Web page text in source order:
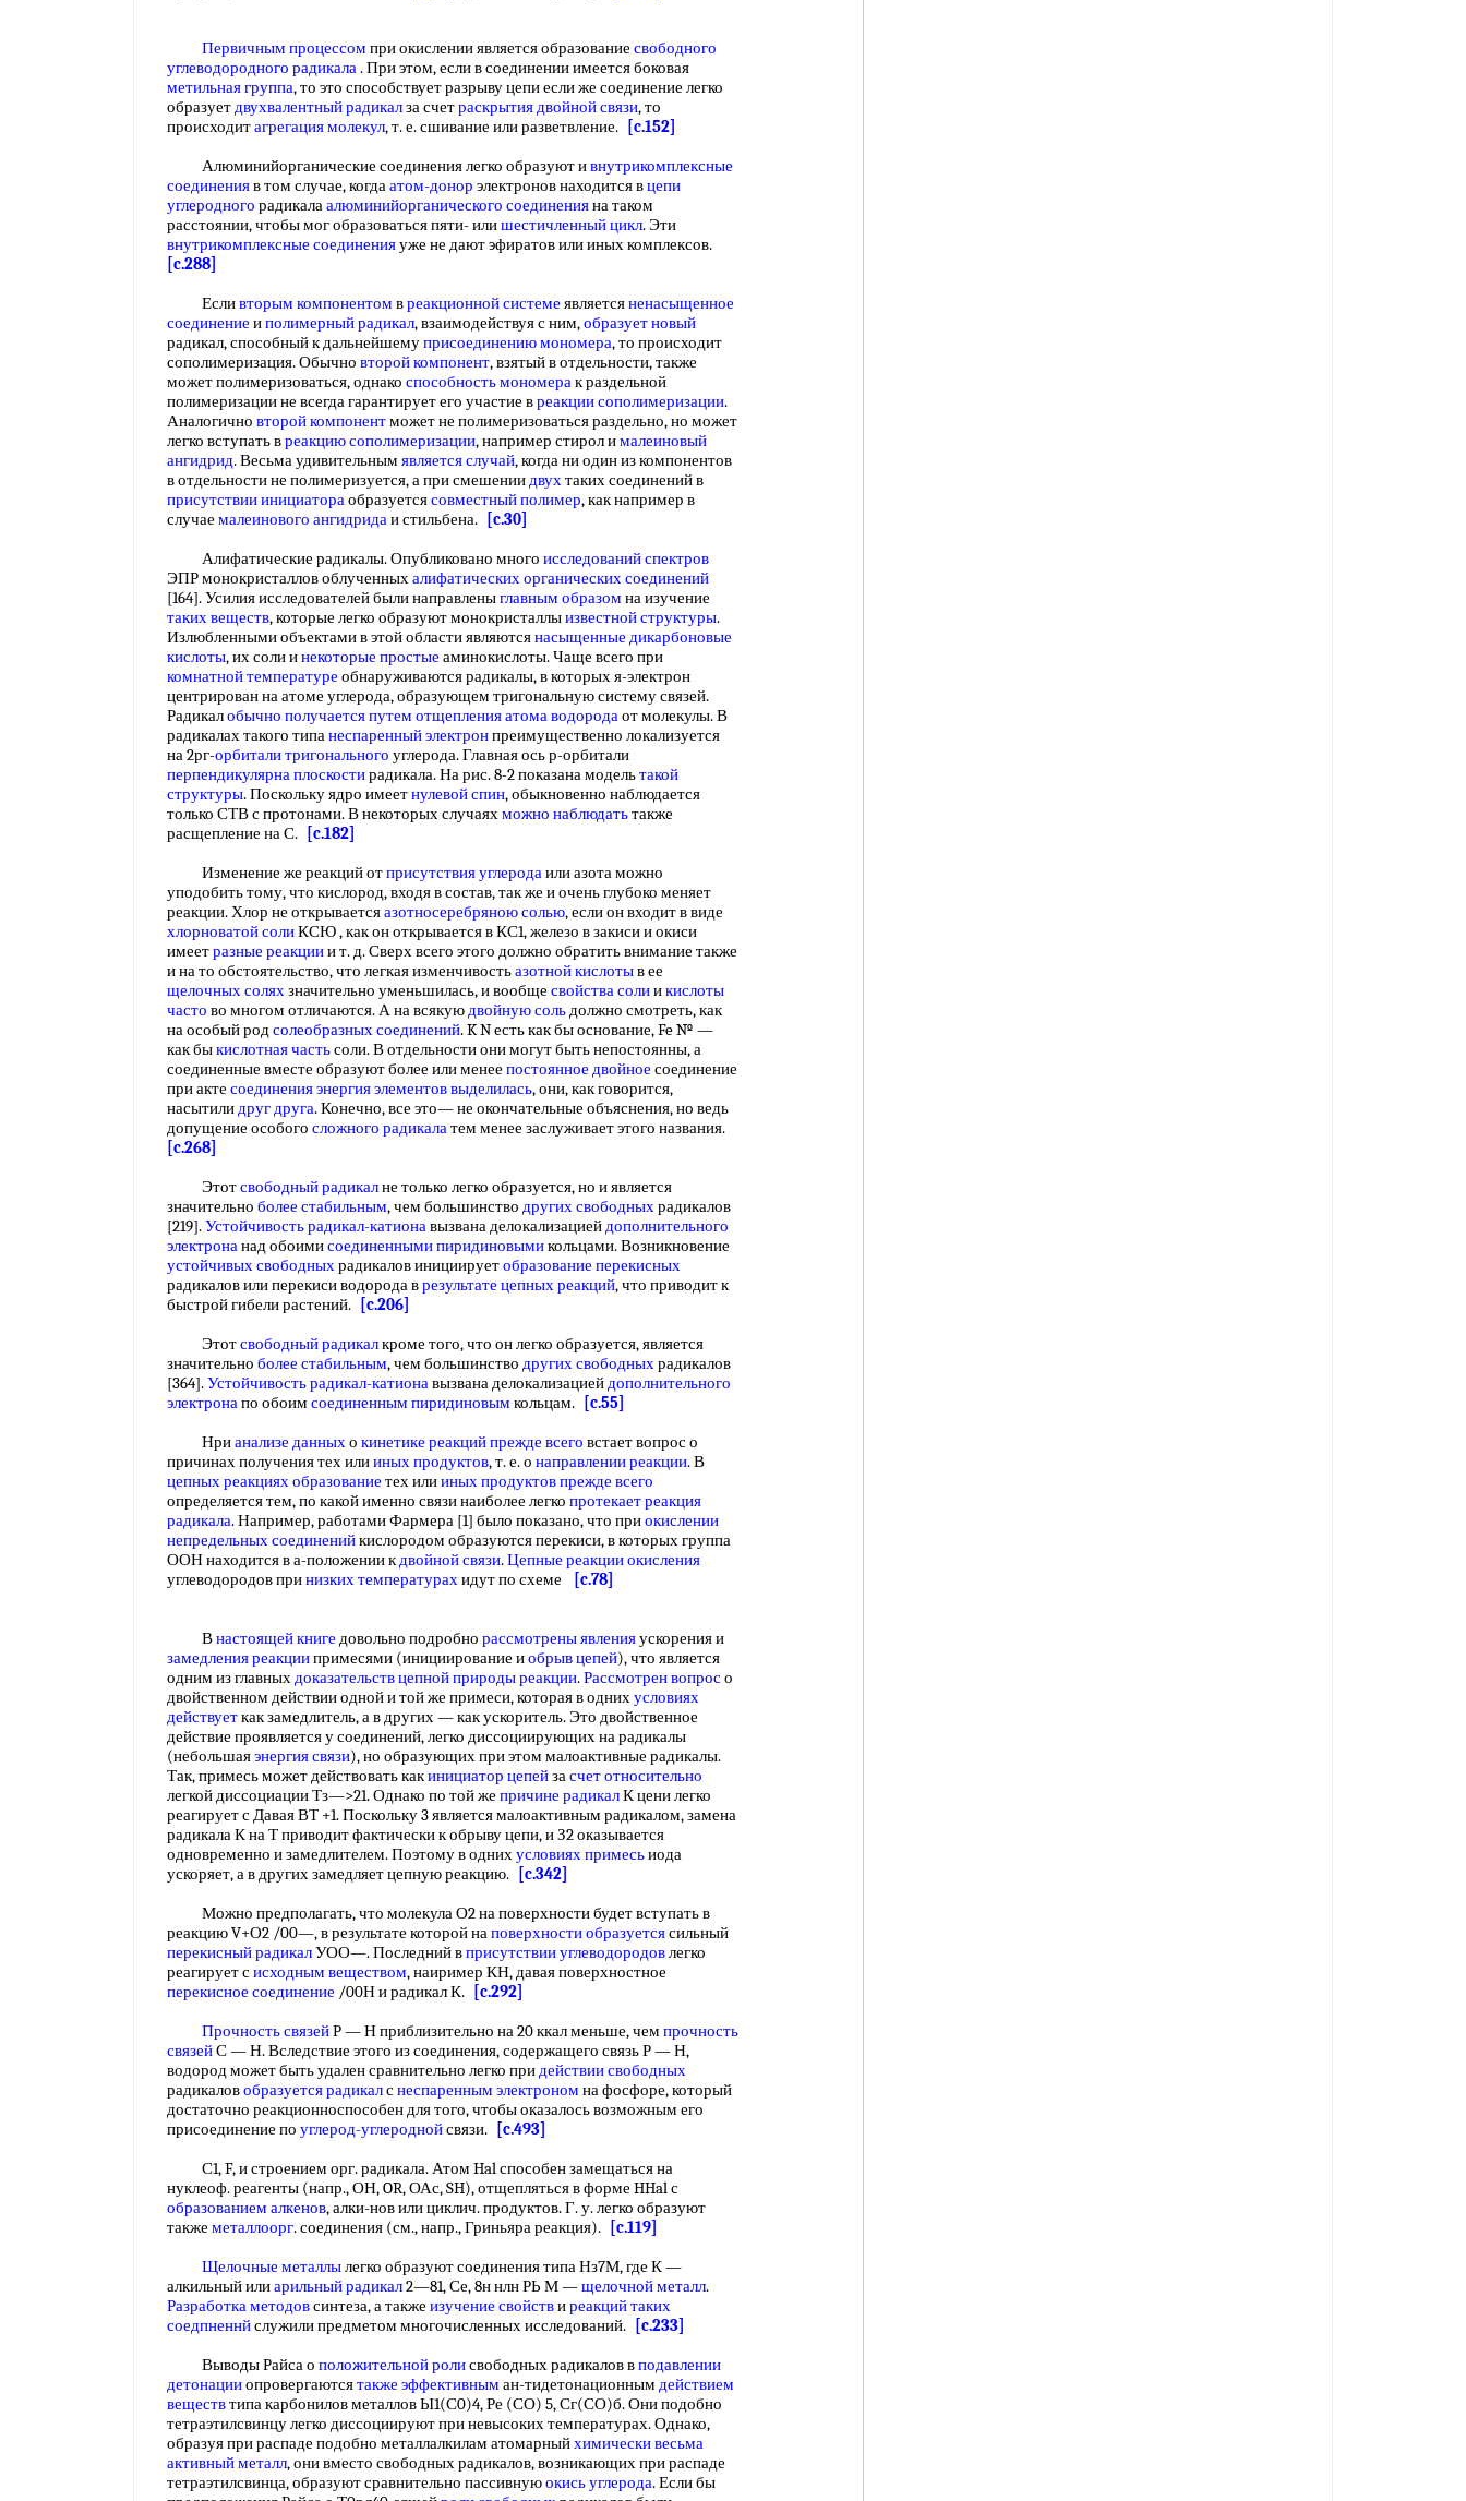
Первичным процессом при окислении является образование свободного
углеводородного радикала. При этом, если в соединении имеется боковая
метильная группа, то это способствует разрыву цепи если же соединение легко
образуетдвухвалентный радикалза счетраскрытия двойной связи, то
происходитагрегация молекул, т. е. сшивание или разветвление.
[c.152]
Алюминийорганические соединения легко образуют ивнутрикомплексные
соединенияв том случае, когдаатом-донор электронов находится вцепи
углеродного радикалаалюминийорганического соединенияна таком
расстоянии, чтобы мог образоваться пяти- илишестичленный цикл. Эти
внутрикомплексные соединенияуже не дают эфиратов или иных комплексов.
[c.288]
Есливторым компонентом вреакционной системе являетсяненасыщенное
соединение иполимерный радикал, взаимодействуя с ним,образует новый
радикал, способный к дальнейшемуприсоединению мономера, то происходит
сополимеризация. Обычно второй компонент, взятый в отдельности, также
может полимеризоваться, однако способность мономерак раздельной
полимеризации не всегда гарантирует его участие вреакции сополимеризации.
Аналогично второй компонентможет не полимеризоваться раздельно, но может
легко вступать вреакцию сополимеризации, например стирол ималеиновый
ангидрид. Весьма удивительным является случай, когда ни один из компонентов
в отдельности не полимеризуется, а при смешениидвухтаких соединений в
присутствии инициатораобразуетсясовместный полимер, как например в
случае малеинового ангидридаи стильбена.
[c.30]
Алифатические радикалы. Опубликовано много исследований спектров
ЭПР монокристаллов облученныхалифатических органических соединений
[164]. Усилия исследователей были направленыглавным образом на изучение
таких веществ, которые легко образуют монокристаллыизвестной структуры.
Излюбленными объектами в этой области являютсянасыщенные дикарбоновые
кислоты, их соли инекоторые простые аминокислоты. Чаще всего при
комнатной температуре обнаруживаются радикалы, в которых я-электрон
центрирован на атоме углерода, образующем тригональную систему связей.
Радикалобычно получаетсяпутем отщепленияатома водородаот молекулы. В
радикалах такого типанеспаренный электронпреимущественно локализуется
на 2рг-орбитали тригонального углерода. Главная ось р-орбитали
перпендикулярна плоскостирадикала. На рис. 8-2 показана модельтакой
структуры. Поскольку ядро имеетнулевой спин, обыкновенно наблюдается
только СТВ с протонами. В некоторых случаяхможно наблюдатьтакже
расщепление на С.
[c.182]
Изменение же реакций отприсутствия углеродаили азота можно
уподобить тому, что кислород, входя в состав, так же и очень глубоко меняет
реакции. Хлор не открываетсяазотносеребряною солью, если он входит в виде
хлорноватой солиКСЮ , как он открывается в КС1, железо в закиси и окиси
имеетразные реакциии т. д. Сверх всего этого должно обратить внимание также
и на то обстоятельство, что легкая изменчивостьазотной кислотыв ее
щелочных соляхзначительно уменьшилась, и вообще свойства солиикислоты
часто во многом отличаются. А на всякуюдвойную сольдолжно смотреть, как
на особый родсолеобразных соединений. K N есть как бы основание, Fe № —
как быкислотная частьсоли. В отдельности они могут быть непостоянны, а
соединенные вместе образуют более или менее постоянное двойное соединение
при акте соединения энергияэлементов выделилась, они, как говорится,
насытилидруг друга. Конечно, все это— не окончательные объяснения, но ведь
допущение особого сложного радикалатем менее заслуживает этого названия.
[c.268]
Этотсвободный радикалне только легко образуется, но и является
значительно более стабильным, чем большинство других свободныхрадикалов
[219].Устойчивость радикал-катионавызвана делокализациейдополнительного
электронанад обоимисоединенными пиридиновымикольцами. Возникновение
устойчивых свободныхрадикалов инициируетобразование перекисных
радикалов или перекиси водорода врезультате цепных реакций, что приводит к
быстрой гибели растений.
[c.206]
Этотсвободный радикалкроме того, что он легко образуется, является
значительно более стабильным, чем большинство других свободныхрадикалов
[364].Устойчивость радикал-катионавызвана делокализациейдополнительного
электронапо обоим соединенным пиридиновым кольцам.
[c.55]
Нрианализе данныхо кинетике реакцийпрежде всего встает вопрос о
причинах получения тех илииных продуктов, т. е. о направлении реакции. В
цепных реакциях образование тех илииных продуктовпрежде всего
определяется тем, по какой именно связи наиболее легко протекает реакция
радикала. Например, работами Фармера [1] было показано, что приокислении
непредельных соединенийкислородом образуются перекиси, в которых группа
ООН находится в а-положении кдвойной связи.Цепные реакции окисления
углеводородов принизких температурахидут по схеме [c.78]
Внастоящей книге довольно подробно рассмотрены явленияускорения и
замедления реакциипримесями (инициирование иобрыв цепей), что является
одним из главныхдоказательств цепнойприроды реакции.Рассмотрен вопросо
двойственном действии одной и той же примеси, которая в однихусловиях
действуеткак замедлитель, а в других — как ускоритель. Это двойственное
действие проявляется у соединений, легко диссоциирующих на радикалы
(небольшаяэнергия связи), но образующих при этом малоактивные радикалы.
Так, примесь может действовать какинициатор цепейзасчет относительно
легкой диссоциации Тз—>21. Однако по той же причине радикалК цени легко
реагирует с Давая ВТ +1. Поскольку 3 является малоактивным радикалом, замена
радикала К на Т приводит фактически к обрыву цепи, и З2 оказывается
одновременно и замедлителем. Поэтому в однихусловиях примесьиода
ускоряет, а в других замедляет цепную реакцию.
[c.342]
Можно предполагать, что молекула О2 на поверхности будет вступать в
реакцию V+О2 /00—, в результате которой наповерхности образуетсясильный
перекисный радикалУОО—. Последний вприсутствии углеводородовлегко
реагирует сисходным веществом, наиример КН, давая поверхностное
перекисное соединение /00Н и радикал К.
[c.292]
Прочность связейР — Н приблизительно на 20 ккал меньше, чем прочность
связейС — Н. Вследствие этого из соединения, содержащего связь Р — Н,
водород может быть удален сравнительно легко придействии свободных
радикаловобразуется радикалснеспаренным электроном на фосфоре, который
достаточно реакционноспособен для того, чтобы оказалось возможным его
присоединение по углерод-углероднойсвязи.
[c.493]
С1, F, и строением орг. радикала. Атом Hal способен замещаться на
нуклеоф. реагенты (напр., ОН, OR, ОАс, SH), отщепляться в форме HHal с
образованием алкенов, алки-нов или циклич. продуктов. Г. у. легко образуют
также металлоорг. соединения (см., напр., Гриньяра реакция).
[c.119]
Щелочные металлылегко образуют соединения типа Нз7М, где К —
алкильный илиарильный радикал2—81, Се, 8н нлн РЬ М —щелочной металл.
Разработка методовсинтеза, а также изучение свойствиреакций таких
соедпненнйслужили предметом многочисленных исследований.
[c.233]
Выводы Райса о положительной ролисвободных радикалов вподавлении
детонацииопровергаютсятакже эффективным ан-тидетонационным действием
веществтипа карбонилов металлов Ы1(С0)4, Ре (СО) 5, Сг(СО)б. Они подобно
тетраэтилсвинцу легко диссоциируют при невысоких температурах. Однако,
образуя при распаде подобно металлалкилам атомарныйхимически весьма
активный металл, они вместо свободных радикалов, возникающих при распаде
тетраэтилсвинца, образуют сравнительно пассивнуюокись углерода. Если бы